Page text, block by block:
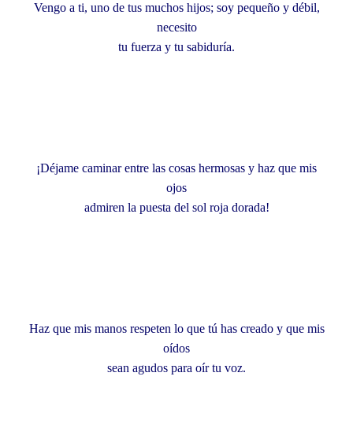
Vengo a ti, uno de tus muchos hijos; soy pequeño y débil,
necesito
tu fuerza y tu sabiduría.
¡Déjame caminar entre las cosas hermosas y haz que mis
ojos
admiren la puesta del sol roja dorada!
Haz que mis manos respeten lo que tú has creado y que mis
oídos
sean agudos para oír tu voz.